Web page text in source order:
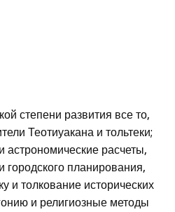
степени развития все то,
Теотиуакана и тольтеки;
расчеты,
городского планирования,
и толкование исторических
и религиозные методы